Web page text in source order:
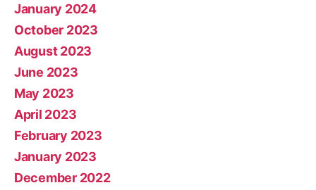
January 2024
October 2023
August 2023
June 2023
May 2023
April 2023
February 2023
January 2023
December 2022